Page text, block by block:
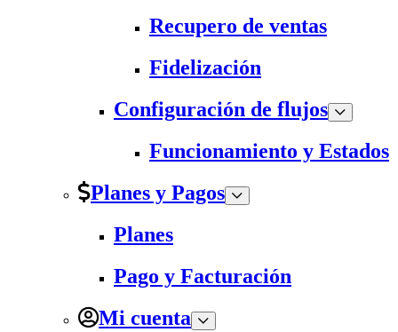
Recupero de ventas
Fidelización
Configuración de flujos
Funcionamiento y Estados
Planes y Pagos
Planes
Pago y Facturación
Mi cuenta